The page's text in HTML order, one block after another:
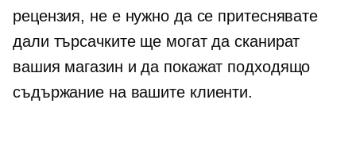
рецензия, не е нужно да се притеснявате
дали търсачките ще могат да сканират
вашия магазин и да покажат подходящо
съдържание на вашите клиенти.